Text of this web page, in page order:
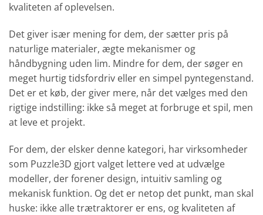
kvaliteten af oplevelsen.
Det giver især mening for dem, der sætter pris på
naturlige materialer, ægte mekanismer og
håndbygning uden lim. Mindre for dem, der søger en
meget hurtig tidsfordriv eller en simpel pyntegenstand.
Det er et køb, der giver mere, når det vælges med den
rigtige indstilling: ikke så meget at forbruge et spil, men
at leve et projekt.
For dem, der elsker denne kategori, har virksomheder
som Puzzle3D gjort valget lettere ved at udvælge
modeller, der forener design, intuitiv samling og
mekanisk funktion. Og det er netop det punkt, man skal
huske: ikke alle trætraktorer er ens, og kvaliteten af